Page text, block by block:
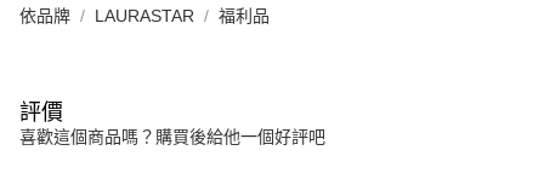
依品牌 LAURASTAR 福利品
評價
喜歡這個商品嗎？購買後給他一個好評吧